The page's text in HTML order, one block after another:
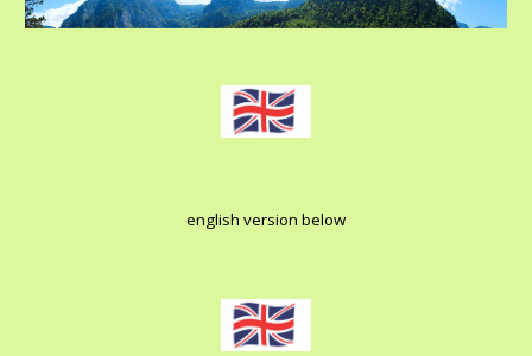
english version below